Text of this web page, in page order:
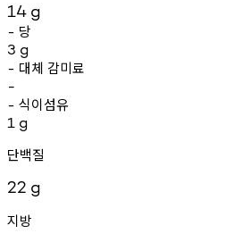
14 g
- 당
3 g
- 대체 감미료
-
- 식이섬유
1 g
단백질
22 g
지방